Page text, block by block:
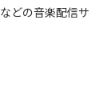
などの音楽配信サ